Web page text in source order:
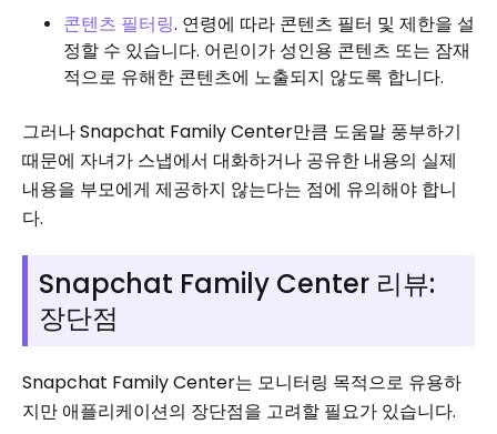
콘텐츠 필터링. 연령에 따라 콘텐츠 필터 및 제한을 설
정할 수 있습니다. 어린이가 성인용 콘텐츠 또는 잠재
적으로 유해한 콘텐츠에 노출되지 않도록 합니다.
그러나 Snapchat Family Center만큼 도움말 풍부하기
때문에 자녀가 스냅에서 대화하거나 공유한 내용의 실제
내용을 부모에게 제공하지 않는다는 점에 유의해야 합니
다.
Snapchat Family Center 리뷰:
장단점
Snapchat Family Center는 모니터링 목적으로 유용하
지만 애플리케이션의 장단점을 고려할 필요가 있습니다.